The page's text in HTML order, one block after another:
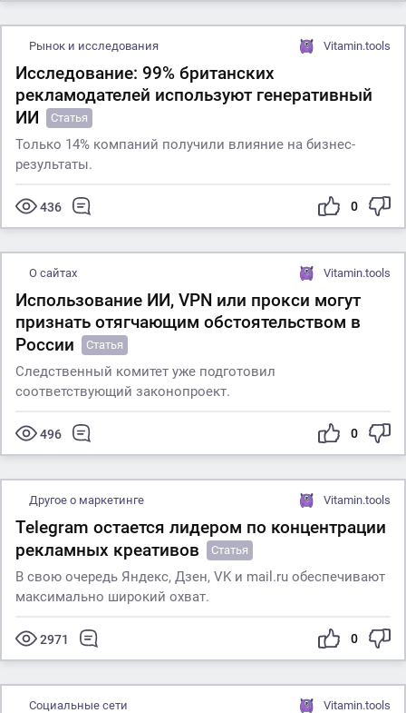
Рынок и исследования Vitamin.tools
Исследование: 99% британских
рекламодателей используют генеративный
ИИ
Статья
Только 14% компаний получили влияние на бизнес-
результаты.
436 0
О сайтах Vitamin.tools
Использование ИИ, VPN или прокси могут
признать отягчающим обстоятельством в
России
Статья
Следственный комитет уже подготовил
соответствующий законопроект.
496 0
Другое о маркетинге Vitamin.tools
Telegram остается лидером по концентрации
рекламных креативов
Статья
В свою очередь Яндекс, Дзен, VK и mail.ru обеспечивают
максимально широкий охват.
2971 0
Социальные сети Vitamin.tools